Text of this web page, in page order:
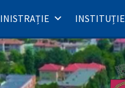
INSTITUȚIE